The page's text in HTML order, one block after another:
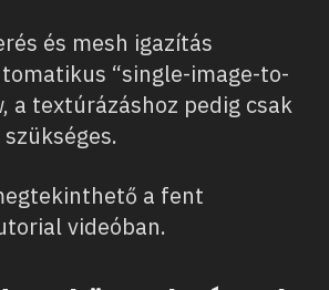
és mesh igazítás
“single-image-to-
a textúrázáshoz pedig csak
a fent
videóban.